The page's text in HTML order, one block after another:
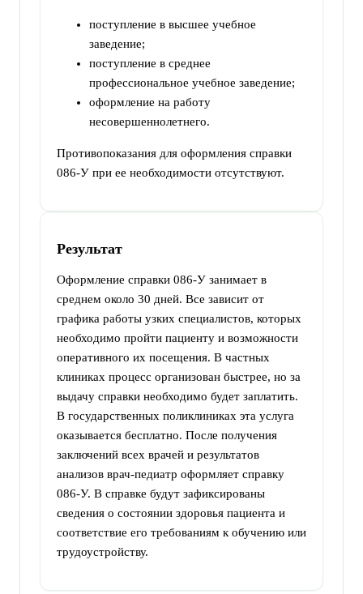
поступление в высшее учебное
заведение;
поступление в среднее
профессиональное учебное заведение;
оформление на работу
несовершеннолетнего.
Противопоказания для оформления справки
086-У при ее необходимости отсутствуют.
Результат
Оформление справки 086-У занимает в
среднем около 30 дней. Все зависит от
графика работы узких специалистов, которых
необходимо пройти пациенту и возможности
оперативного их посещения. В частных
клиниках процесс организован быстрее, но за
выдачу справки необходимо будет заплатить.
В государственных поликлиниках эта услуга
оказывается бесплатно. После получения
заключений всех врачей и результатов
анализов врач-педиатр оформляет справку
086-У. В справке будут зафиксированы
сведения о состоянии здоровья пациента и
соответствие его требованиям к обучению или
трудоустройству.